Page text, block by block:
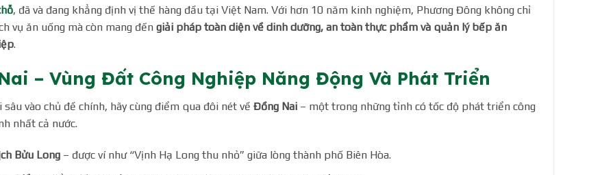
, đã và đang khẳng định vị thế hàng đầu tại Việt Nam. Với hơn 10 năm kinh nghiệm, Phương Đông không chỉ
vụ ăn uống mà còn mang đến giải pháp toàn diện về dinh dưỡng, an toàn thực phẩm và quản lý bếp ăn
.
– Vùng Đất Công Nghiệp Năng Động Và Phát Triển
vào chủ đề chính, hãy cùng điểm qua đôi nét về Đồng Nai – một trong những tỉnh có tốc độ phát triển công
nhất cả nước.
Bửu Long– được ví như “Vịnh Hạ Long thu nhỏ” giữa lòng thành phố Biên Hòa.